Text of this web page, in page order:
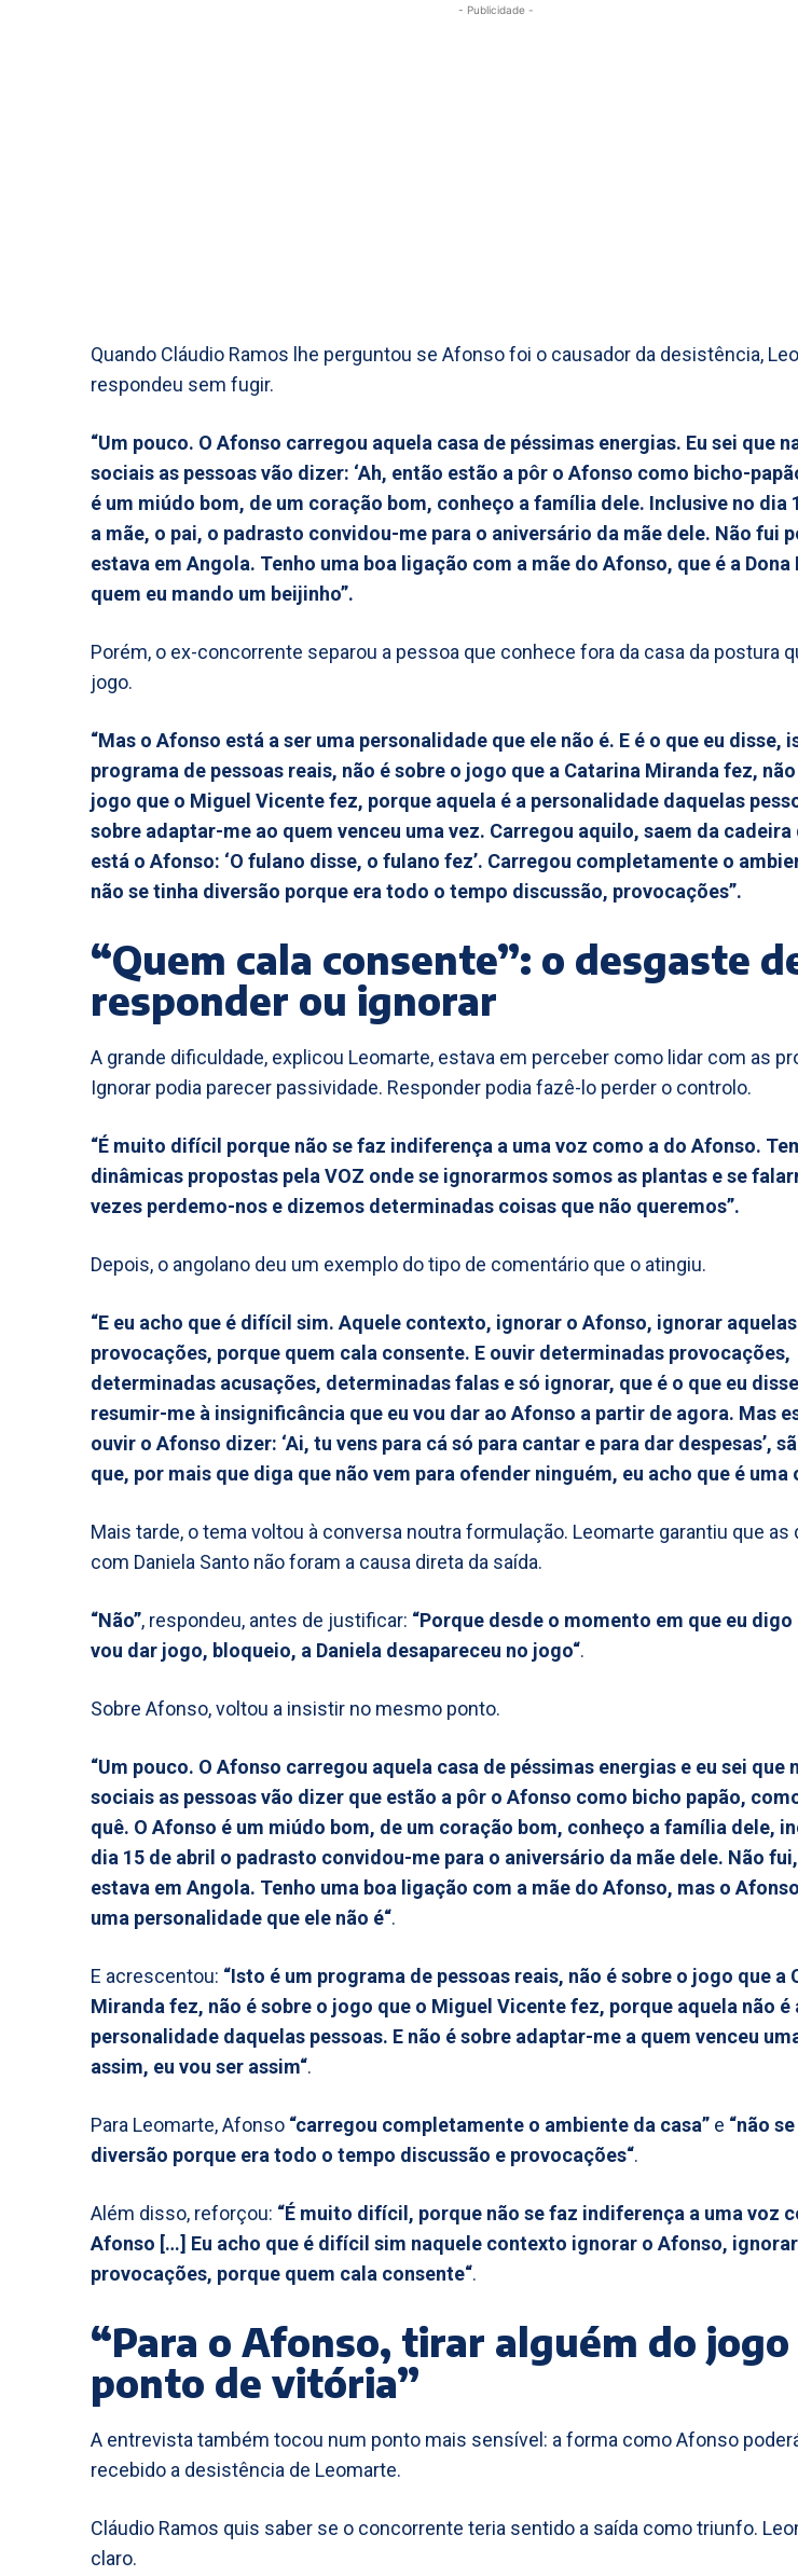
- Publicidade -
Quando Cláudio Ramos lhe perguntou se Afonso foi o causador da desistência,
respondeu sem fugir.
“Um pouco. O Afonso carregou aquela casa de péssimas energias. Eu sei que
sociais as pessoas vão dizer: ‘Ah, então estão a pôr o Afonso como bicho-
é um miúdo bom, de um coração bom, conheço a família dele. Inclusive no dia
a mãe, o pai, o padrasto convidou-me para o aniversário da mãe dele. Não fui
estava em Angola. Tenho uma boa ligação com a mãe do Afonso, que é a Dona
quem eu mando um beijinho”.
Porém, o ex-concorrente separou a pessoa que conhece fora da casa da postura
jogo.
“Mas o Afonso está a ser uma personalidade que ele não é. E é o que eu disse,
programa de pessoas reais, não é sobre o jogo que a Catarina Miranda fez,
jogo que o Miguel Vicente fez, porque aquela é a personalidade daquelas
sobre adaptar-me ao quem venceu uma vez. Carregou aquilo, saem da cadeira
está o Afonso: ‘O fulano disse, o fulano fez’. Carregou completamente o
não se tinha diversão porque era todo o tempo discussão, provocações”.
“Quem cala consente”: o desgaste
responder ou ignorar
A grande dificuldade, explicou Leomarte, estava em perceber como lidar com as
Ignorar podia parecer passividade. Responder podia fazê-lo perder o controlo.
“É muito difícil porque não se faz indiferença a uma voz como a do Afonso.
dinâmicas propostas pela VOZ onde se ignorarmos somos as plantas e se
vezes perdemo-nos e dizemos determinadas coisas que não queremos”.
Depois, o angolano deu um exemplo do tipo de comentário que o atingiu.
“E eu acho que é difícil sim. Aquele contexto, ignorar o Afonso, ignorar aquelas
provocações, porque quem cala consente. E ouvir determinadas provocações,
determinadas acusações, determinadas falas e só ignorar, que é o que eu
resumir-me à insignificância que eu vou dar ao Afonso a partir de agora. Mas
ouvir o Afonso dizer: ‘Ai, tu vens para cá só para cantar e para dar despesas’,
que, por mais que diga que não vem para ofender ninguém, eu acho que é uma
Mais tarde, o tema voltou à conversa noutra formulação. Leomarte garantiu que
com Daniela Santo não foram a causa direta da saída.
“Não”, respondeu, antes de justificar: “Porque desde o momento em que eu digo
vou dar jogo, bloqueio, a Daniela desapareceu no jogo“.
Sobre Afonso, voltou a insistir no mesmo ponto.
“Um pouco. O Afonso carregou aquela casa de péssimas energias e eu sei que
sociais as pessoas vão dizer que estão a pôr o Afonso como bicho papão,
quê. O Afonso é um miúdo bom, de um coração bom, conheço a família dele,
dia 15 de abril o padrasto convidou-me para o aniversário da mãe dele. Não
estava em Angola. Tenho uma boa ligação com a mãe do Afonso, mas o
uma personalidade que ele não é“.
E acrescentou: “Isto é um programa de pessoas reais, não é sobre o jogo que a
Miranda fez, não é sobre o jogo que o Miguel Vicente fez, porque aquela não é
personalidade daquelas pessoas. E não é sobre adaptar-me a quem venceu
assim, eu vou ser assim“.
Para Leomarte, Afonso “carregou completamente o ambiente da casa” e “não
diversão porque era todo o tempo discussão e provocações“.
Além disso, reforçou: “É muito difícil, porque não se faz indiferença a uma voz
Afonso […] Eu acho que é difícil sim naquele contexto ignorar o Afonso,
provocações, porque quem cala consente“.
“Para o Afonso, tirar alguém do jogo
ponto de vitória”
A entrevista também tocou num ponto mais sensível: a forma como Afonso
recebido a desistência de Leomarte.
Cláudio Ramos quis saber se o concorrente teria sentido a saída como triunfo.
claro.